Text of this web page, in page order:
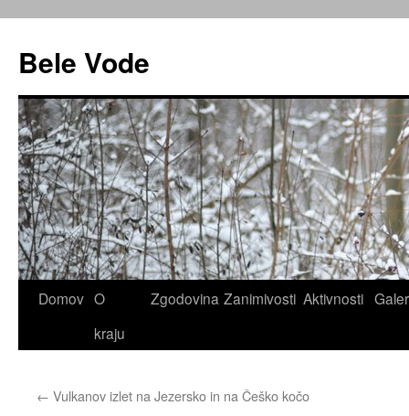
vsebino
Bele Vode
Domov O
kraju
Zgodovina Zanimivosti Aktivnosti
← Vulkanov izlet na Jezersko in na Češko kočo